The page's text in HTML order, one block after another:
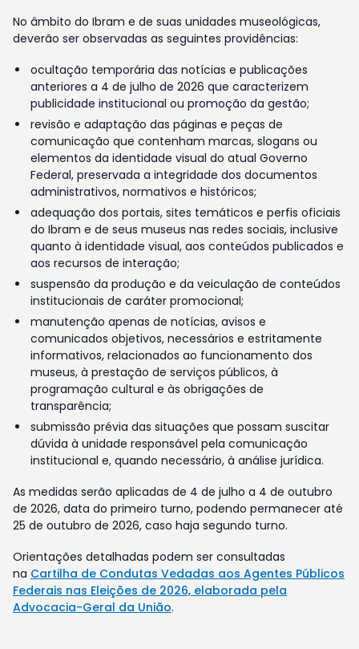
No âmbito do Ibram e de suas unidades museológicas,
deverão ser observadas as seguintes providências:
ocultação temporária das notícias e publicações
anteriores a 4 de julho de 2026 que caracterizem
publicidade institucional ou promoção da gestão;
revisão e adaptação das páginas e peças de
comunicação que contenham marcas, slogans ou
elementos da identidade visual do atual Governo
Federal, preservada a integridade dos documentos
administrativos, normativos e históricos;
adequação dos portais, sites temáticos e perfis oficiais
do Ibram e de seus museus nas redes sociais, inclusive
quanto à identidade visual, aos conteúdos publicados e
aos recursos de interação;
suspensão da produção e da veiculação de conteúdos
institucionais de caráter promocional;
manutenção apenas de notícias, avisos e
comunicados objetivos, necessários e estritamente
informativos, relacionados ao funcionamento dos
museus, à prestação de serviços públicos, à
programação cultural e às obrigações de
transparência;
submissão prévia das situações que possam suscitar
dúvida à unidade responsável pela comunicação
institucional e, quando necessário, à análise jurídica.
As medidas serão aplicadas de 4 de julho a 4 de outubro
de 2026, data do primeiro turno, podendo permanecer até
25 de outubro de 2026, caso haja segundo turno.
Orientações detalhadas podem ser consultadas
na Cartilha de Condutas Vedadas aos Agentes Públicos
Federais nas Eleições de 2026, elaborada pela
Advocacia-Geral da União.